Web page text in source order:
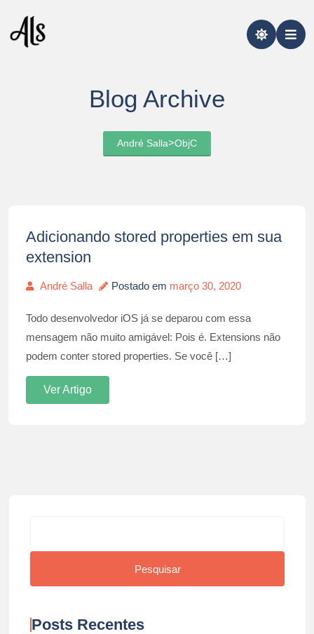
Blog Archive
André Salla>ObjC
Adicionando stored properties em sua
extension
André Salla Postado em março 30, 2020
Todo desenvolvedor iOS já se deparou com essa
mensagem não muito amigável: Pois é. Extensions não
podem conter stored properties. Se você […]
Ver Artigo
Pesquisar
Posts Recentes